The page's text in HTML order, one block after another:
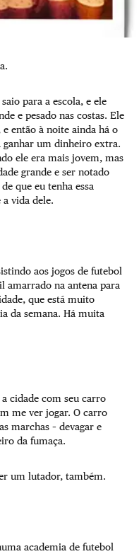
para a escola, e ele
e pesado nas costas. Ele
então à noite ainda há o
ganhar um dinheiro extra.
ele era mais jovem, mas
grande e ser notado
que eu tenha essa
vida dele.
aos jogos de futebol
amarrado na antena para
que está muito
da semana. Há muita
cidade com seu carro
me ver jogar. O carro
marchas – devagar e
da fumaça.
um lutador, também.
academia de futebol